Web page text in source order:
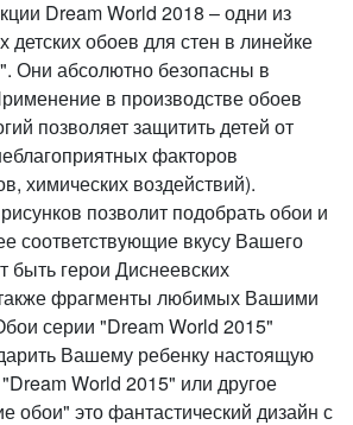
Dream World 2018 – одни из
обоев для стен в линейке
Они абсолютно безопасны в
в производстве обоев
позволяет защитить детей от
факторов
химических воздействий).
позволит подобрать обои и
соответствующие вкусу Вашего
быть герои Диснеевских
фрагменты любимых Вашими
серии "Dream World 2015"
Вашему ребенку настоящую
World 2015" или другое
обои" это фантастический дизайн с